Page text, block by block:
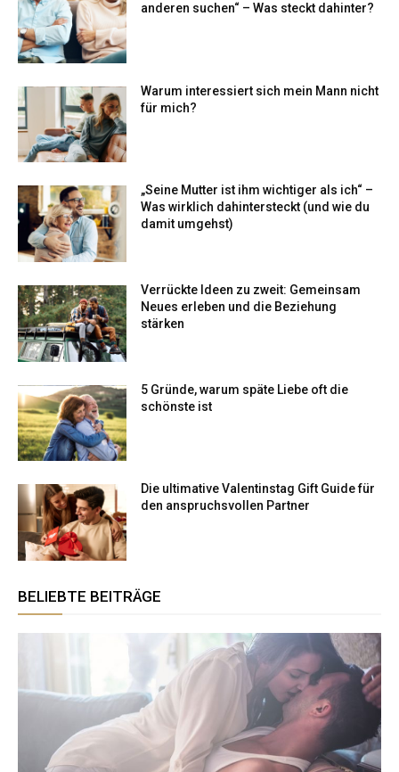
anderen suchen“ – Was steckt dahinter?
Warum interessiert sich mein Mann nicht
für mich?
„Seine Mutter ist ihm wichtiger als ich“ –
Was wirklich dahintersteckt (und wie du
damit umgehst)
Verrückte Ideen zu zweit: Gemeinsam
Neues erleben und die Beziehung
stärken
5 Gründe, warum späte Liebe oft die
schönste ist
Die ultimative Valentinstag Gift Guide für
den anspruchsvollen Partner
BELIEBTE BEITRÄGE